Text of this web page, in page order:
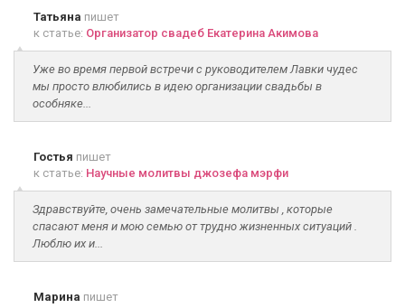
Татьяна пишет
к статье: Организатор свадеб Екатерина Акимова
Уже во время первой встречи с руководителем Лавки чудес
мы просто влюбились в идею организации свадьбы в
особняке...
Гостья пишет
к статье: Научные молитвы джозефа мэрфи
Здравствуйте, очень замечательные молитвы , которые
спасают меня и мою семью от трудно жизненных ситуаций .
Люблю их и...
Марина пишет